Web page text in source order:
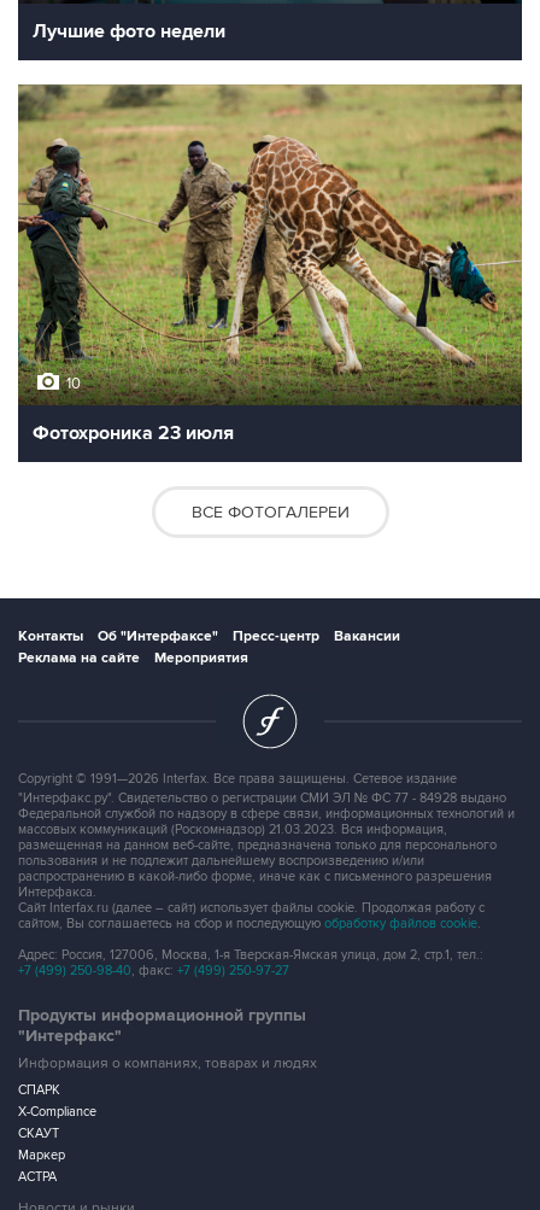
Лучшие фото недели
10
Фотохроника 23 июля
ВСЕ ФОТОГАЛЕРЕИ
Контакты Об "Интерфаксе" Пресс-центр
Вакансии
Реклама на сайте
Мероприятия
Copyright © 1991—2026 Interfax. Все права защищены. Сетевое издание
"Интерфакс.ру". Свидетельство о регистрации СМИ ЭЛ № ФС 77 - 84928 выдано
Федеральной службой по надзору в сфере связи, информационных технологий и
массовых коммуникаций (Роскомнадзор) 21.03.2023. Вся информация,
размещенная на данном веб-сайте, предназначена только для персонального
пользования и не подлежит дальнейшему воспроизведению и/или
распространению в какой-либо форме, иначе как с письменного разрешения
Интерфакса.
Сайт Interfax.ru (далее – сайт) использует файлы cookie. Продолжая работу с
сайтом, Вы соглашаетесь на сбор и последующую обработку файлов cookie.
Адрес: Россия, 127006, Москва, 1-я Тверская-Ямская улица, дом 2, стр.1, тел.:
+7 (499) 250-98-40, факс: +7 (499) 250-97-27
Продукты информационной группы
"Интерфакс"
Информация о компаниях, товарах и людях
СПАРК
X-Compliance
СКАУТ
Маркер
АСТРА